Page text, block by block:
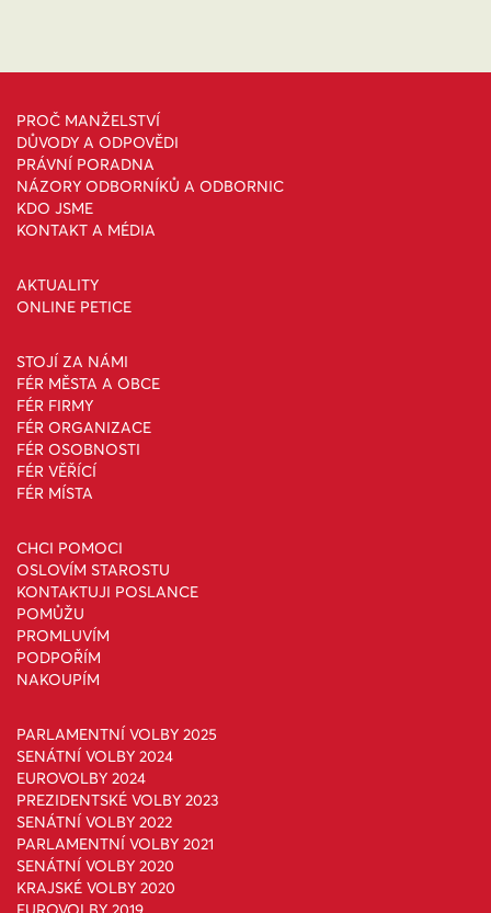
PROČ MANŽELSTVÍ
DŮVODY A ODPOVĚDI
PRÁVNÍ PORADNA
NÁZORY ODBORNÍKŮ A ODBORNIC
KDO JSME
KONTAKT A MÉDIA
AKTUALITY
ONLINE PETICE
STOJÍ ZA NÁMI
FÉR MĚSTA A OBCE
FÉR FIRMY
FÉR ORGANIZACE
FÉR OSOBNOSTI
FÉR VĚŘÍCÍ
FÉR MÍSTA
CHCI POMOCI
OSLOVÍM STAROSTU
KONTAKTUJI POSLANCE
POMŮŽU
PROMLUVÍM
PODPOŘÍM
NAKOUPÍM
PARLAMENTNÍ VOLBY 2025
SENÁTNÍ VOLBY 2024
EUROVOLBY 2024
PREZIDENTSKÉ VOLBY 2023
SENÁTNÍ VOLBY 2022
PARLAMENTNÍ VOLBY 2021
SENÁTNÍ VOLBY 2020
KRAJSKÉ VOLBY 2020